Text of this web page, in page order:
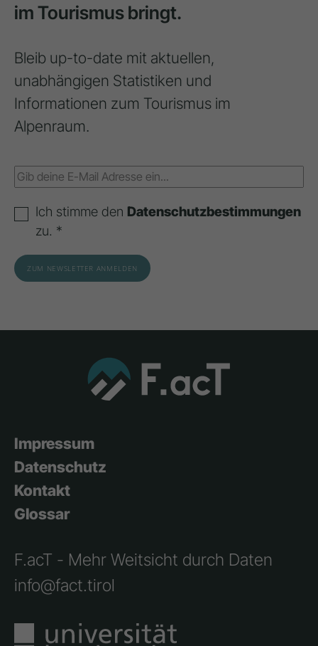
im Tourismus bringt.
Bleib up-to-date mit aktuellen,
unabhängigen Statistiken und
Informationen zum Tourismus im
Alpenraum.
Ich stimme den Datenschutzbestimmungen
zu. *
Impressum
Datenschutz
Kontakt
Glossar
F.acT - Mehr Weitsicht durch Daten
info@fact.tirol